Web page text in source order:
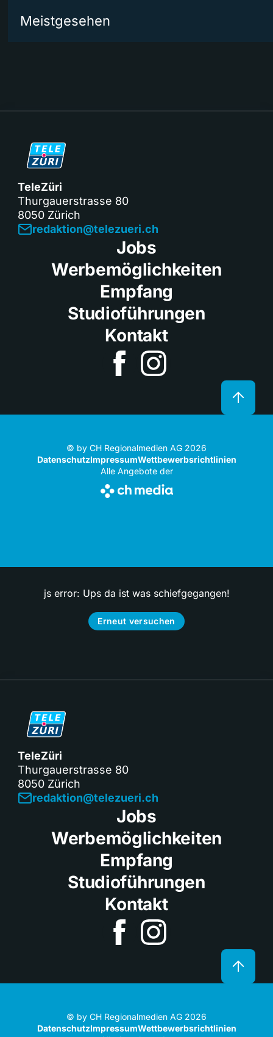
Meistgesehen
TeleZüri
Thurgauerstrasse 80
8050 Zürich
redaktion@telezueri.ch
Jobs
Werbemöglichkeiten
Empfang
Studioführungen
Kontakt
© by CH Regionalmedien AG 2026
DatenschutzImpressumWettbewerbsrichtlinien
Alle Angebote der
js error: Ups da ist was schiefgegangen!
Erneut versuchen
TeleZüri
Thurgauerstrasse 80
8050 Zürich
redaktion@telezueri.ch
Jobs
Werbemöglichkeiten
Empfang
Studioführungen
Kontakt
© by CH Regionalmedien AG 2026
DatenschutzImpressumWettbewerbsrichtlinien